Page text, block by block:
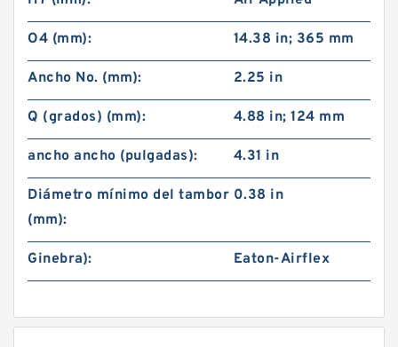
O4 (mm): 14.38 in; 365 mm
Ancho No. (mm): 2.25 in
Q (grados) (mm): 4.88 in; 124 mm
ancho ancho (pulgadas): 4.31 in
Diámetro mínimo del tambor
(mm):
0.38 in
Ginebra): Eaton-Airflex